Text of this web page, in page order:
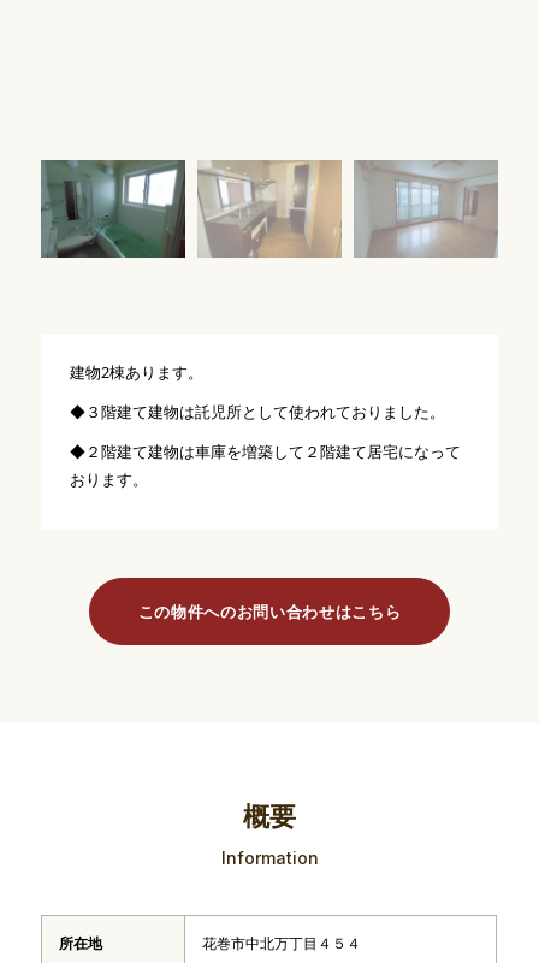
建物2棟あります。
◆３階建て建物は託児所として使われておりました。
◆２階建て建物は車庫を増築して２階建て居宅になって
おります。
この物件へのお問い合わせはこちら
概要
Information
所在地 花巻市中北万丁目４５４